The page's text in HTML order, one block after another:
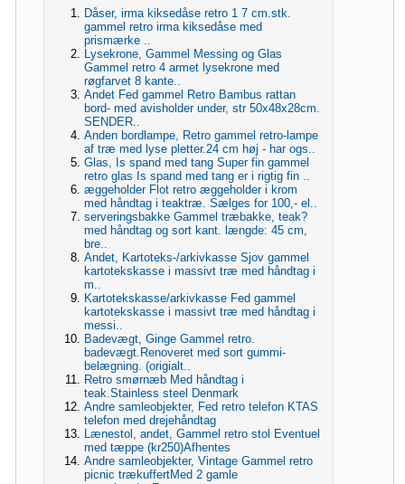
Dåser, irma kiksedåse retro 1 7 cm.stk.
gammel retro irma kiksedåse med
prismærke ..
Lysekrone, Gammel Messing og Glas
Gammel retro 4 armet lysekrone med
røgfarvet 8 kante..
Andet Fed gammel Retro Bambus rattan
bord- med avisholder under, str 50x48x28cm.
SENDER..
Anden bordlampe, Retro gammel retro-lampe
af træ med lyse pletter.24 cm høj - har ogs..
Glas, Is spand med tang Super fin gammel
retro glas Is spand med tang er i rigtig fin ..
æggeholder Flot retro æggeholder i krom
med håndtag i teaktræ. Sælges for 100,- el..
serveringsbakke Gammel træbakke, teak?
med håndtag og sort kant. længde: 45 cm,
bre..
Andet, Kartoteks-/arkivkasse Sjov gammel
kartotekskasse i massivt træ med håndtag i
m..
Kartotekskasse/arkivkasse Fed gammel
kartotekskasse i massivt træ med håndtag i
messi..
Badevægt, Ginge Gammel retro.
badevægt.Renoveret med sort gummi-
belægning. (origialt..
Retro smørnæb Med håndtag i
teak.Stainless steel Denmark
Andre samleobjekter, Fed retro telefon KTAS
telefon med drejehåndtag
Lænestol, andet, Gammel retro stol Eventuel
med tæppe (kr250)Afhentes
Andre samleobjekter, Vintage Gammel retro
picnic trækuffertMed 2 gamle